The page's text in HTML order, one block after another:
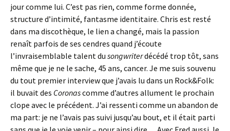
jour comme lui. C’est pas rien, comme forme donnée,
structure d’intimité, fantasme identitaire. Chris est resté
dans ma discothèque, le lien a changé, mais la passion
renaît parfois de ses cendres quand j’écoute
l’invraisemblable talent du songwriterdécédé trop tôt, sans
même que je ne le sache, 45 ans, cancer. Je me suis souvenu
du tout premier interview que j’avais lu dans un Rock&Folk:
il buvait des Coronascomme d’autres allument le prochain
clope avec le précédent. J’ai ressenti comme un abandon de
ma part: je ne l’avais pas suivi jusqu’au bout, et il était parti